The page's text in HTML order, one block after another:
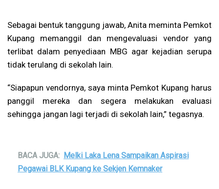
Sebagai bentuk tanggung jawab, Anita meminta Pemkot
Kupang memanggil dan mengevaluasi vendor yang
terlibat dalam penyediaan MBG agar kejadian serupa
tidak terulang di sekolah lain.
“Siapapun vendornya, saya minta Pemkot Kupang harus
panggil mereka dan segera melakukan evaluasi
sehingga jangan lagi terjadi di sekolah lain,” tegasnya.
BACA JUGA: Melki Laka Lena Sampaikan Aspirasi
Pegawai BLK Kupang ke Sekjen Kemnaker